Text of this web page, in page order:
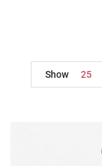
Show
25